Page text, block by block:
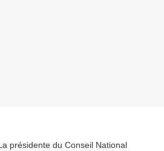
présidente du Conseil National